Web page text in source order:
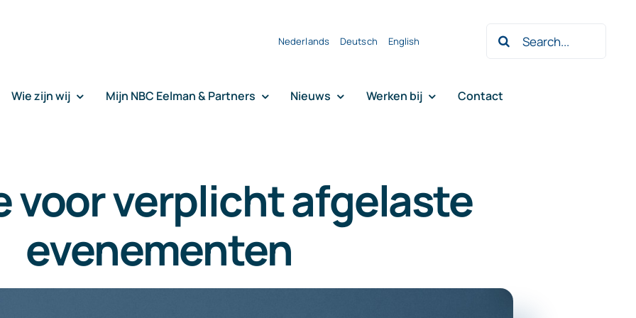
Nederlands Deutsch English
Zoeken
naar:
Wie zijn wij Mijn NBC Eelman & Partners Nieuws Werken bij Contact
voor verplicht afgelaste
evenementen